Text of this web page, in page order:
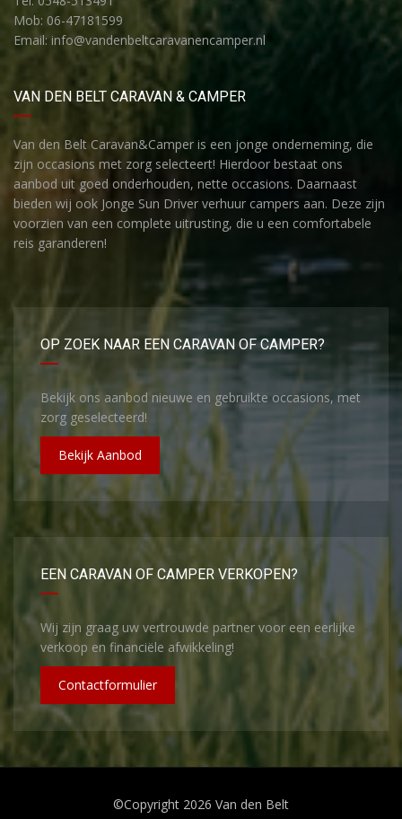
Mob: 06-47181599
Email: info@vandenbeltcaravanencamper.nl
VAN DEN BELT CARAVAN & CAMPER
Van den Belt Caravan&Camper is een jonge onderneming, die
zijn occasions met zorg selecteert! Hierdoor bestaat ons
aanbod uit goed onderhouden, nette occasions. Daarnaast
bieden wij ook Jonge Sun Driver verhuur campers aan. Deze zijn
voorzien van een complete uitrusting, die u een comfortabele
reis garanderen!
OP ZOEK NAAR EEN CARAVAN OF CAMPER?
Bekijk ons aanbod nieuwe en gebruikte occasions, met
zorg geselecteerd!
Bekijk Aanbod
EEN CARAVAN OF CAMPER VERKOPEN?
Wij zijn graag uw vertrouwde partner voor een eerlijke
verkoop en financiële afwikkeling!
Contactformulier
©Copyright 2026 Van den Belt